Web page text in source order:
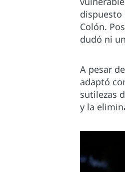
dispuesto
Colón.
dudó ni
A pesar
adaptó
sutilezas
y la